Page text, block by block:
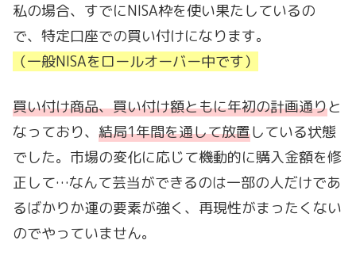
私の場合、すでにNISA枠を使い果たしているの
で、特定口座での買い付けになります。
（一般NISAをロールオーバー中です）
買い付け商品、買い付け額ともに年初の計画通りと
なっており、 結局1年間を通して放置している状態
でした。市場の変化に応じて機動的に購入金額を修
正して…なんて芸当ができるのは一部の人だけであ
るばかりか運の要素が強く、再現性がまったくない
のでやっていません。